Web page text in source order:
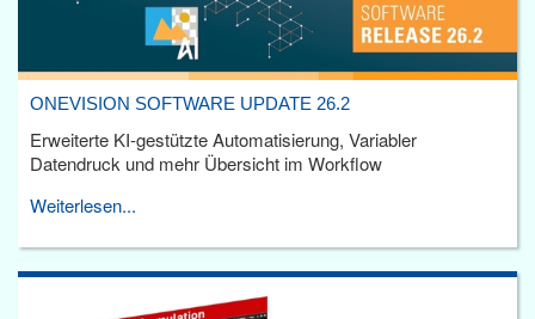
ONEVISION SOFTWARE UPDATE 26.2
Erweiterte KI-gestützte Automatisierung, Variabler
Datendruck und mehr Übersicht im Workflow
Weiterlesen...